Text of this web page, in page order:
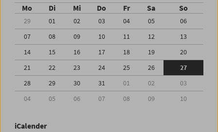
Mo Di Mi Do Fr Sa So
29 01 02 03 04 05
06
07
08 09 10 11 12
13
14
15 16 17 18 19
20
21
22 23 24 25 26
27
28
29 30 31 01 02
03
04
05 06 07 08 09 10
iCalender